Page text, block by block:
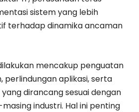
sistem yang lebih
terhadap dinamika ancaman
mencakup penguatan
perlindungan aplikasi, serta
dirancang sesuai dengan
industri. Hal ini penting